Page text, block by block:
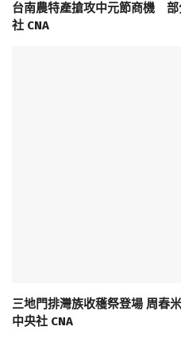
台南農特產搶攻中元節商機
社 CNA
三地門排灣族收穫祭登場 周春
中央社 CNA